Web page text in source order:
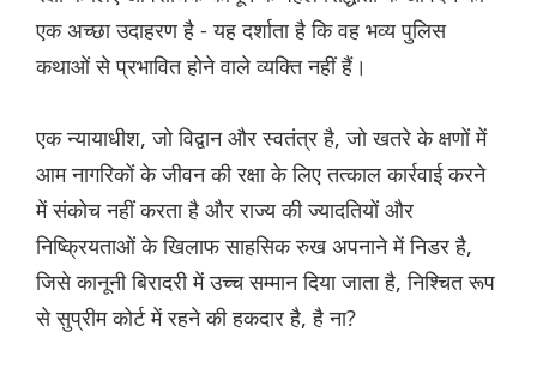
एक अच्छा उदाहरण है - यह दर्शाता है कि वह भव्य पुलिस
कथाओं से प्रभावित होने वाले व्यक्ति नहीं हैं।
एक न्यायाधीश, जो विद्वान और स्वतंत्र है, जो खतरे के क्षणों में
आम नागरिकों के जीवन की रक्षा के लिए तत्काल कार्रवाई करने
में संकोच नहीं करता है और राज्य की ज्यादतियों और
निष्क्रियताओं के खिलाफ साहसिक रुख अपनाने में निडर है,
जिसे कानूनी बिरादरी में उच्च सम्मान दिया जाता है, निश्चित रूप
से सुप्रीम कोर्ट में रहने की हकदार है, है ना?